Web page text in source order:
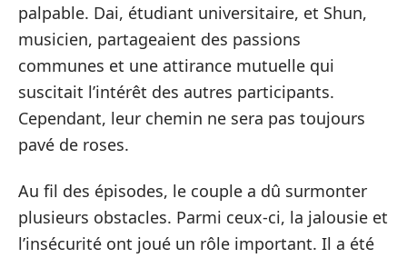
palpable. Dai, étudiant universitaire, et Shun,
musicien, partageaient des passions
communes et une attirance mutuelle qui
suscitait l’intérêt des autres participants.
Cependant, leur chemin ne sera pas toujours
pavé de roses.
Au fil des épisodes, le couple a dû surmonter
plusieurs obstacles. Parmi ceux-ci, la jalousie et
l’insécurité ont joué un rôle important. Il a été